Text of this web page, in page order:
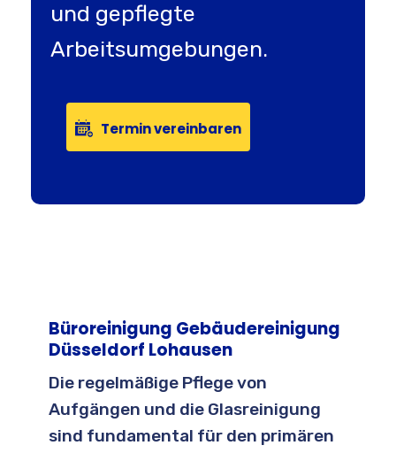
und gepflegte
Arbeitsumgebungen.
Termin vereinbaren
Büroreinigung Gebäudereinigung
Düsseldorf Lohausen
Die regelmäßige Pflege von
Aufgängen und die Glasreinigung
sind fundamental für den primären